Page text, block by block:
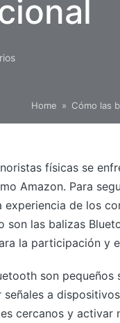
Home » Cómo las
físicas se
Amazon. Para
experiencia de los
son las balizas
la participación y
son
señales a
cercanos y activar